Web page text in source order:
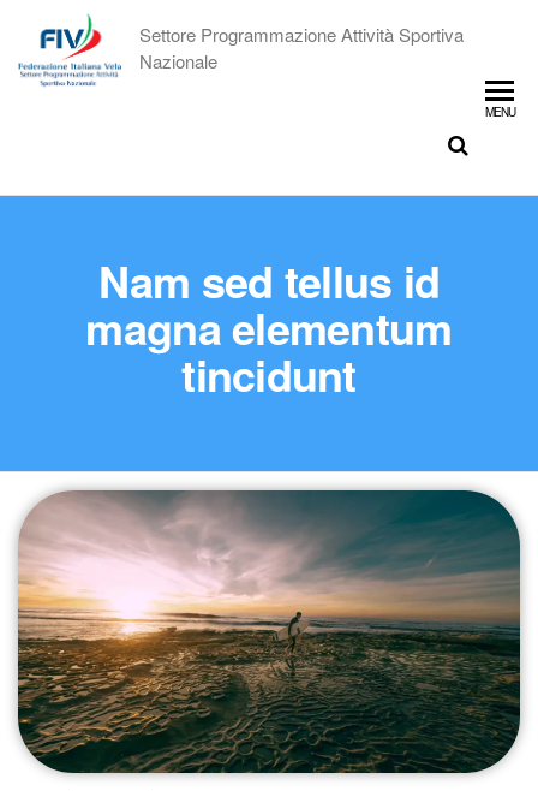
Settore Programmazione Attività Sportiva
Nazionale
MENU
Nam sed tellus id
magna elementum
tincidunt